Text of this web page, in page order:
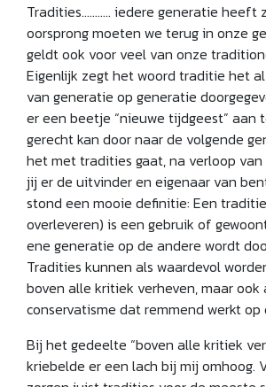
Tradities……….. iedere generatie heeft
oorsprong moeten we terug in onze
geldt ook voor veel van onze
Eigenlijk zegt het woord traditie het
van generatie op generatie
er een beetje “nieuwe tijdgeest” aan
gerecht kan door naar de volgende
het met tradities gaat, na verloop
jij er de uitvinder en eigenaar van
stond een mooie definitie: Een
overleveren) is een gebruik of
ene generatie op de andere wordt
Tradities kunnen als waardevol
boven alle kritiek verheven, maar ook
conservatisme dat remmend werkt op
Bij het gedeelte “boven alle kritiek
kriebelde er een lach bij mij omhoog.